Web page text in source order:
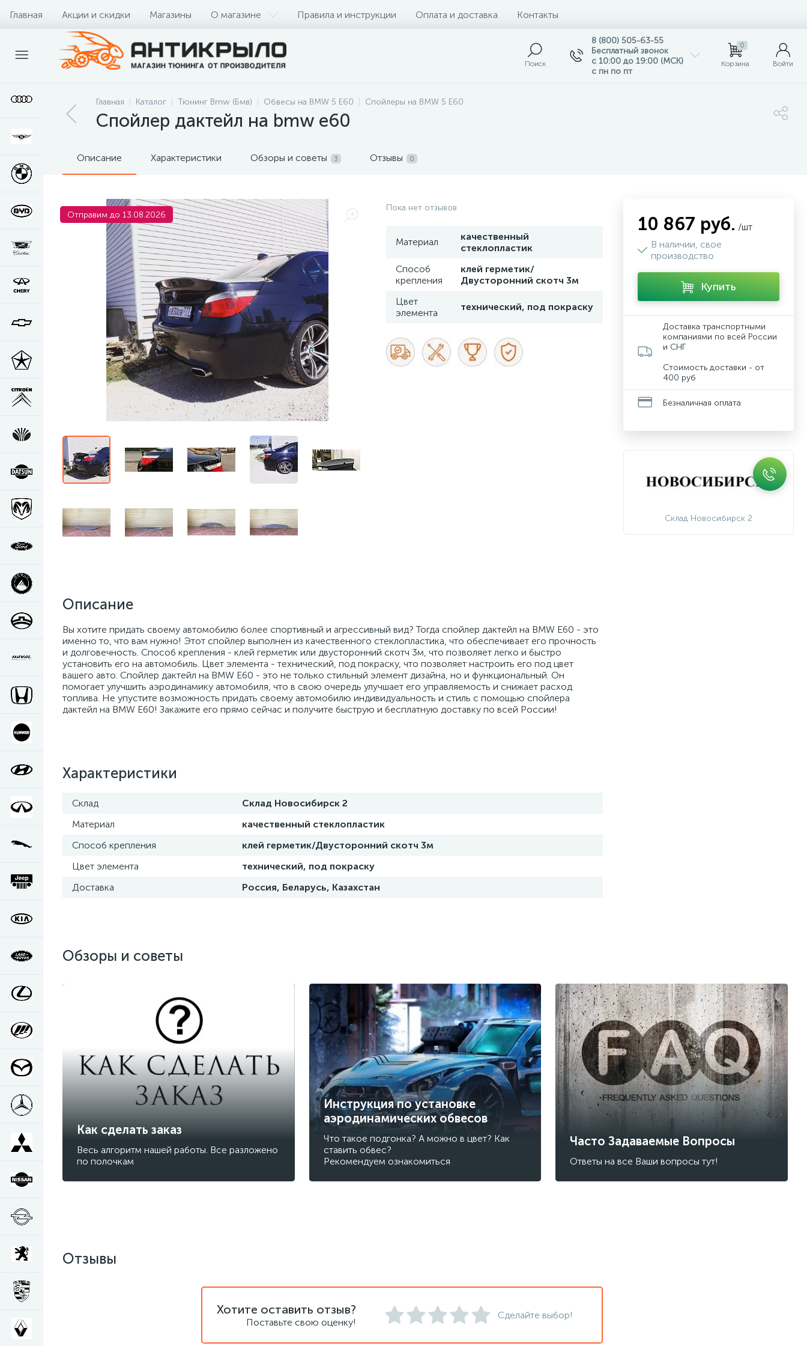
Главная Акции и скидки Магазины О магазине Правила и инструкции Оплата и доставка Контакты
Поиск
8 (800) 505-63-55
Бесплатный звонок
с 10:00 до 19:00 (МСК)
с пн по пт
0
Корзина Войти
Главная Каталог Тюнинг Bmw (Бмв) Обвесы на BMW 5 E60 Спойлеры на BMW 5 E60
Спойлер дактейл на bmw e60
Описание Характеристики Обзоры и советы 3 Отзывы 0
Отправим до 13.08.2026
Пока нет отзывов
Материал
качественный
стеклопластик
Способ
крепления
клей герметик/
Двусторонний скотч 3м
Цвет
элемента
технический, под покраску
Описание
Вы хотите придать своему автомобилю более спортивный и агрессивный вид? Тогда спойлер дактейл на BMW E60 - это
именно то, что вам нужно! Этот спойлер выполнен из качественного стеклопластика, что обеспечивает его прочность
и долговечность. Способ крепления - клей герметик или двусторонний скотч 3м, что позволяет легко и быстро
установить его на автомобиль. Цвет элемента - технический, под покраску, что позволяет настроить его под цвет
вашего авто. Спойлер дактейл на BMW E60 - это не только стильный элемент дизайна, но и функциональный. Он
помогает улучшить аэродинамику автомобиля, что в свою очередь улучшает его управляемость и снижает расход
топлива. Не упустите возможность придать своему автомобилю индивидуальность и стиль с помощью спойлера
дактейл на BMW E60! Закажите его прямо сейчас и получите быструю и бесплатную доставку по всей России!
Характеристики
Склад
Склад Новосибирск 2
Материал
качественный стеклопластик
Способ крепления
клей герметик/Двусторонний скотч 3м
Цвет элемента
технический, под покраску
Доставка
Россия, Беларусь, Казахстан
10 867 руб. /шт
В наличии, свое
производство
Купить
Доставка транспортными
компаниями по всей России
и СНГ
Стоимость доставки - от
400 руб
Безналичная оплата
Склад Новосибирск 2
Обзоры и советы
Как сделать заказ
Весь алгоритм нашей работы. Все разложено
по полочкам
Инструкция по установке
аэродинамических обвесов
Что такое подгонка? А можно в цвет? Как
ставить обвес?
Рекомендуем ознакомиться
Часто Задаваемые Вопросы
Ответы на все Ваши вопросы тут!
Отзывы
Хотите оставить отзыв?
Поставьте свою оценку!
Сделайте выбор!